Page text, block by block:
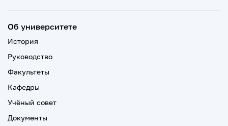
Об университете
История
Руководство
Факультеты
Кафедры
Учёный совет
Документы